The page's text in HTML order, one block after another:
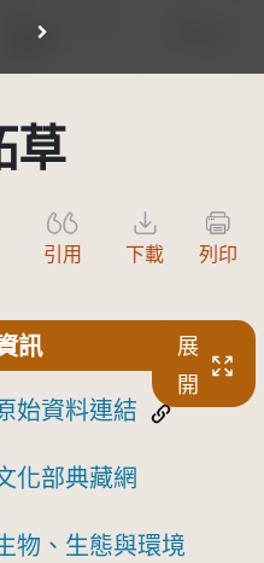
草
引用 下載 列印
訊
展
開
始資料連結
化部典藏網
物、生態與環境